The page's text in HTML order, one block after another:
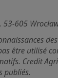
53-605
être utilisé
Credit
publiés.